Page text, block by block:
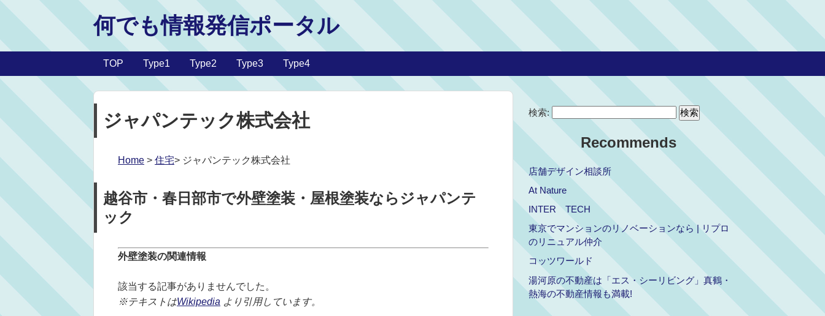
何でも情報発信ポータル
TOP Type1 Type2 Type3 Type4
ジャパンテック株式会社
Home > 住宅> ジャパンテック株式会社
越谷市・春日部市で外壁塗装・屋根塗装ならジャパンテ
ック
外壁塗装の関連情報
該当する記事がありませんでした。
※テキストはWikipedia より引用しています。
検索:
Recommends
店舗デザイン相談所
At Nature
INTER TECH
東京でマンションのリノベーションなら | リプロ
のリニュアル仲介
コッツワールド
湯河原の不動産は「エス・シーリビング」真鶴・
熱海の不動産情報も満載!